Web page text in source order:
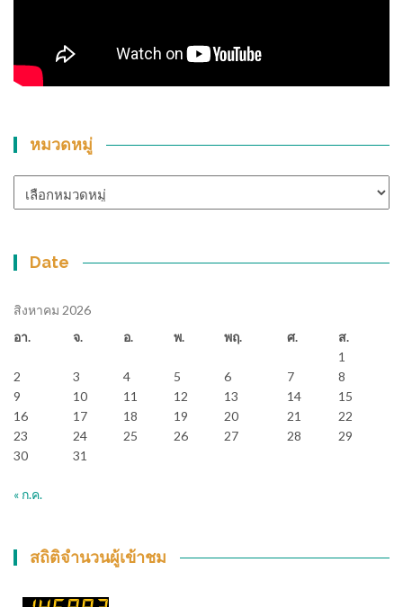
หมวดหมู่
หมู่
Date
สิงหาคม 2026
อา.
จ. อ. พ. พฤ. ศ.
ส.
1
2
3 4 5 6 7
8
9
10 11 12 13 14
15
16
17 18 19 20 21
22
23
24 25 26 27 28
29
30
31
« ก.ค.
สถิติจำนวนผู้เข้าชม